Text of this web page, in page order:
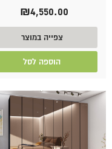
₪4,550.00
צפייה במוצר
הוספה לסל